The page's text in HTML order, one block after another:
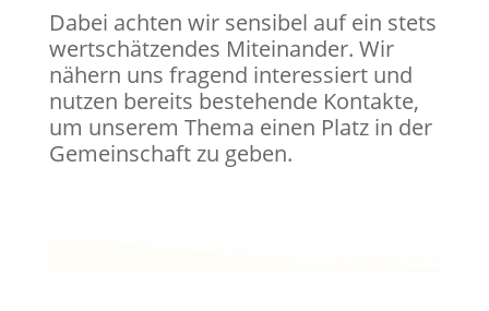
Dabei achten wir sensibel auf ein stets
wertschätzendes Miteinander. Wir
nähern uns fragend interessiert und
nutzen bereits bestehende Kontakte,
um unserem Thema einen Platz in der
Gemeinschaft zu geben.